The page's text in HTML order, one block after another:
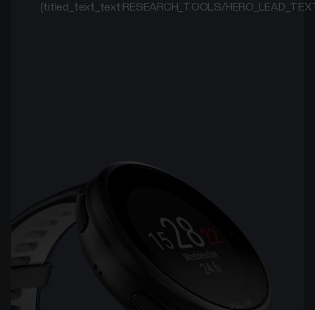
[titled_text_text:RESEARCH_TOOLS/